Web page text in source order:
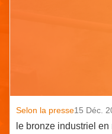
Selon la presse15 Déc.
le bronze industriel